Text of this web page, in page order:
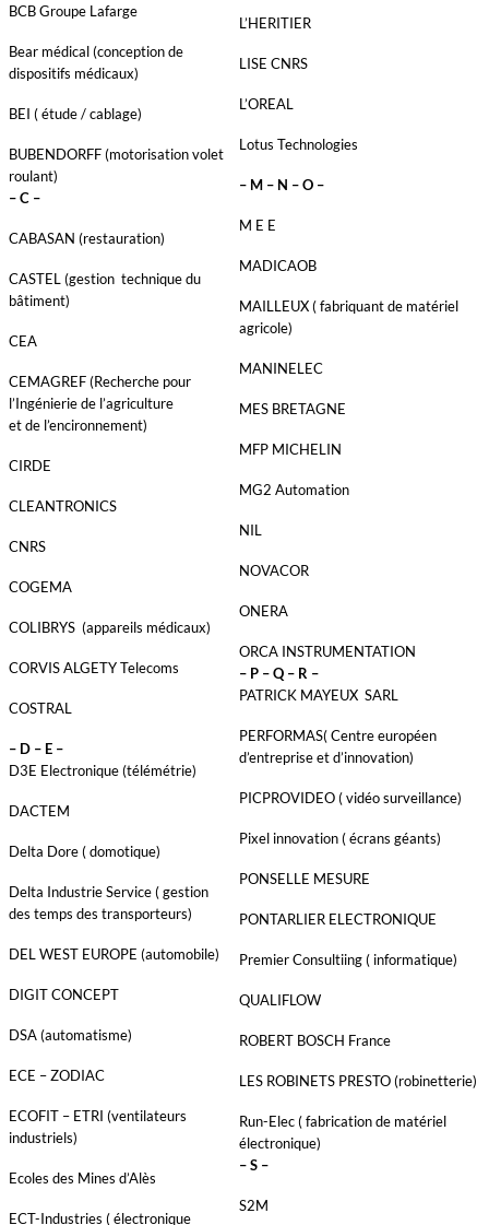
BCB Groupe Lafarge
Bear médical (conception de
dispositifs médicaux)
BEI ( étude / cablage)
BUBENDORFF (motorisation volet
roulant)
– C –
CABASAN (restauration)
CASTEL (gestion technique du
bâtiment)
CEA
CEMAGREF (Recherche pour
l’Ingénierie de l’agriculture
et de l’encironnement)
CIRDE
CLEANTRONICS
CNRS
COGEMA
COLIBRYS (appareils médicaux)
CORVIS ALGETY Telecoms
COSTRAL
– D – E –
D3E Electronique (télémétrie)
DACTEM
Delta Dore ( domotique)
Delta Industrie Service ( gestion
des temps des transporteurs)
DEL WEST EUROPE (automobile)
DIGIT CONCEPT
DSA (automatisme)
ECE – ZODIAC
ECOFIT – ETRI (ventilateurs
industriels)
Ecoles des Mines d’Alès
ECT-Industries ( électronique
L’HERITIER
LISE CNRS
L’OREAL
Lotus Technologies
– M – N – O –
M E E
MADICAOB
MAILLEUX ( fabriquant de matériel
agricole)
MANINELEC
MES BRETAGNE
MFP MICHELIN
MG2 Automation
NIL
NOVACOR
ONERA
ORCA INSTRUMENTATION
– P – Q – R –
PATRICK MAYEUX SARL
PERFORMAS( Centre européen
d’entreprise et d’innovation)
PICPROVIDEO ( vidéo surveillance)
Pixel innovation ( écrans géants)
PONSELLE MESURE
PONTARLIER ELECTRONIQUE
Premier Consultiing ( informatique)
QUALIFLOW
ROBERT BOSCH France
LES ROBINETS PRESTO (robinetterie)
Run-Elec ( fabrication de matériel
électronique)
– S –
S2M